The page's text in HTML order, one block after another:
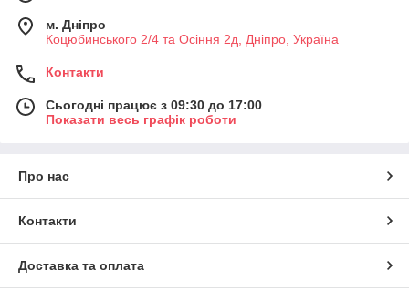
м. Дніпро
Коцюбинського 2/4 та Осіння 2д, Дніпро, Україна
Контакти
Сьогодні працює з 09:30 до 17:00
Показати весь графік роботи
Про нас
Контакти
Доставка та оплата